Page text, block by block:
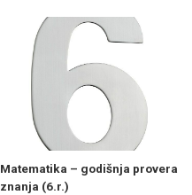
Matematika – godišnja provera
znanja (6.r.)